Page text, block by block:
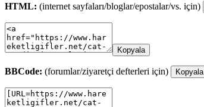
HTML: (internet sayfaları/bloglar/epostalar/vs. için)
Kopyala
BBCode: (forumlar/ziyaretçi defterleri için) Kopyala